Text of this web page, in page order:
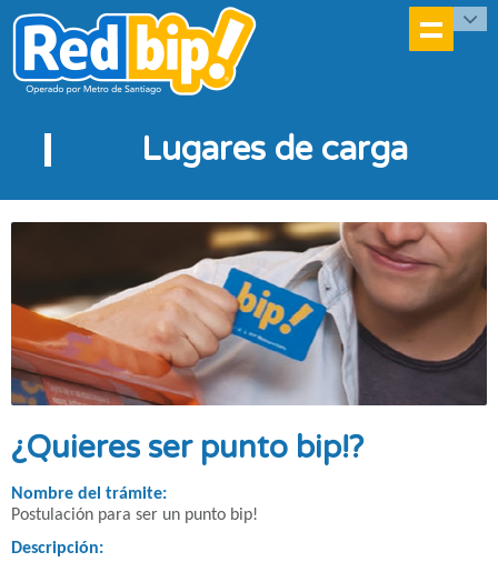
Lugares de carga
¿Quieres ser punto bip!?
Nombre del trámite:
Postulación para ser un punto bip!
Descripción: